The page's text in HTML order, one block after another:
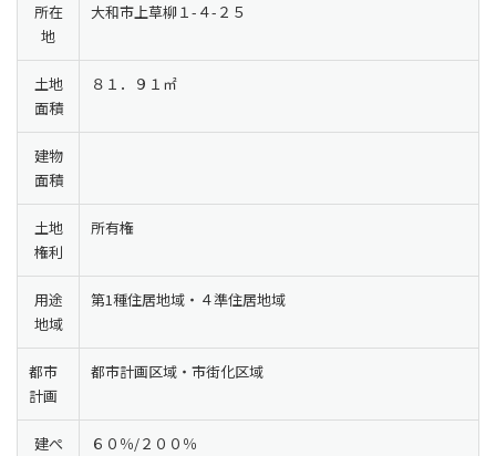
所在
地
大和市上草柳１-４-２５
土地
面積
８１．９１㎡
建物
面積
土地
権利
所有権
用途
地域
第1種住居地域・４準住居地域
都市
計画
都市計画区域・市街化区域
建ぺ
６０％/２００％